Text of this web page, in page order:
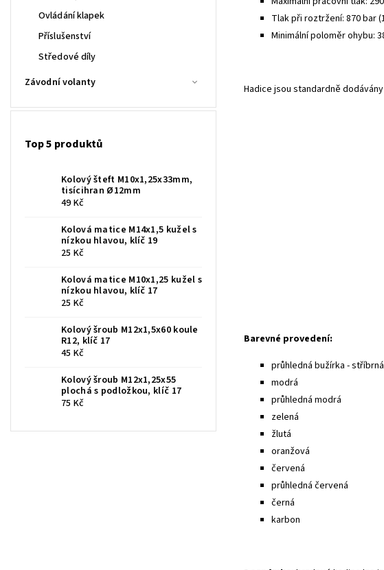
Ovládání klapek
Příslušenství
Středové díly
Závodní volanty
Top 5 produktů
Kolový šteft M10x1,25x33mm,
tisícihran Ø12mm
49 Kč
Kolová matice M14x1,5 kužel s
nízkou hlavou, klíč 19
25 Kč
Kolová matice M10x1,25 kužel s
nízkou hlavou, klíč 17
25 Kč
Kolový šroub M12x1,5x60 koule
R12, klíč 17
45 Kč
Kolový šroub M12x1,25x55
plochá s podložkou, klíč 17
75 Kč
Tlak při roztržení: 870 bar
Minimální poloměr ohybu:
Hadice jsou standardně
Barevné provedení:
průhledná bužírka - stříbrná
modrá
průhledná modrá
zelená
žlutá
oranžová
červená
průhledná červená
černá
karbon